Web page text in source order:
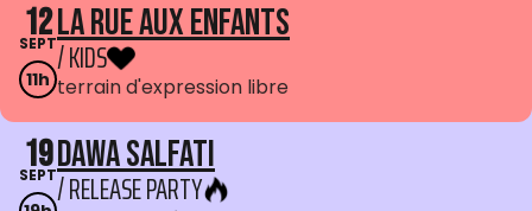
12
SEPT
11h
La Rue aux enfants
/ KIDS
terrain d'expression libre
19
SEPTDawa Salfati
/ RELEASE PARTY